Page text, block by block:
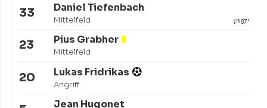
33 Daniel Tiefenbach
Mittelfeld 87'
23 Pius Grabher
Mittelfeld
20 Lukas Fridrikas
Angriff
Jean Hugonet